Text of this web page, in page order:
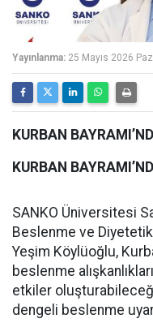
Yayınlanma: 25 Mayıs 2026
KURBAN
KURBAN
SANKO Üniversitesi
Beslenme ve Diyetetik
Yeşim Köylüoğlu,
beslenme
etkiler
dengeli beslenme